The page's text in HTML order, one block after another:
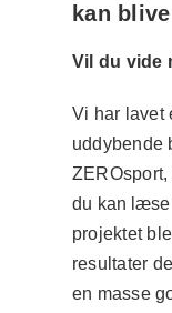
kan
Vil du vide
Vi har lavet
uddybende
ZEROsport,
du kan læse
projektet
resultater
en masse